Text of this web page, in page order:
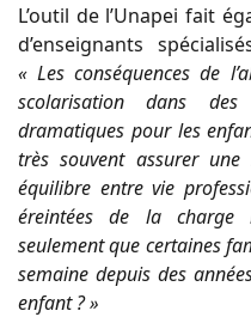
L’outil de l’Unapei fait
d’enseignants
« Les conséquences de
scolarisation dans
dramatiques pour les
très souvent assurer
équilibre entre vie
éreintées de la charge
seulement que certaines
semaine depuis des
enfant ? »